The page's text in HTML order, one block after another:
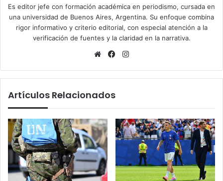
Es editor jefe con formación académica en periodismo, cursada en
una universidad de Buenos Aires, Argentina. Su enfoque combina
rigor informativo y criterio editorial, con especial atención a la
verificación de fuentes y la claridad en la narrativa.
Sitio
Facebook
Artículos Relacionados